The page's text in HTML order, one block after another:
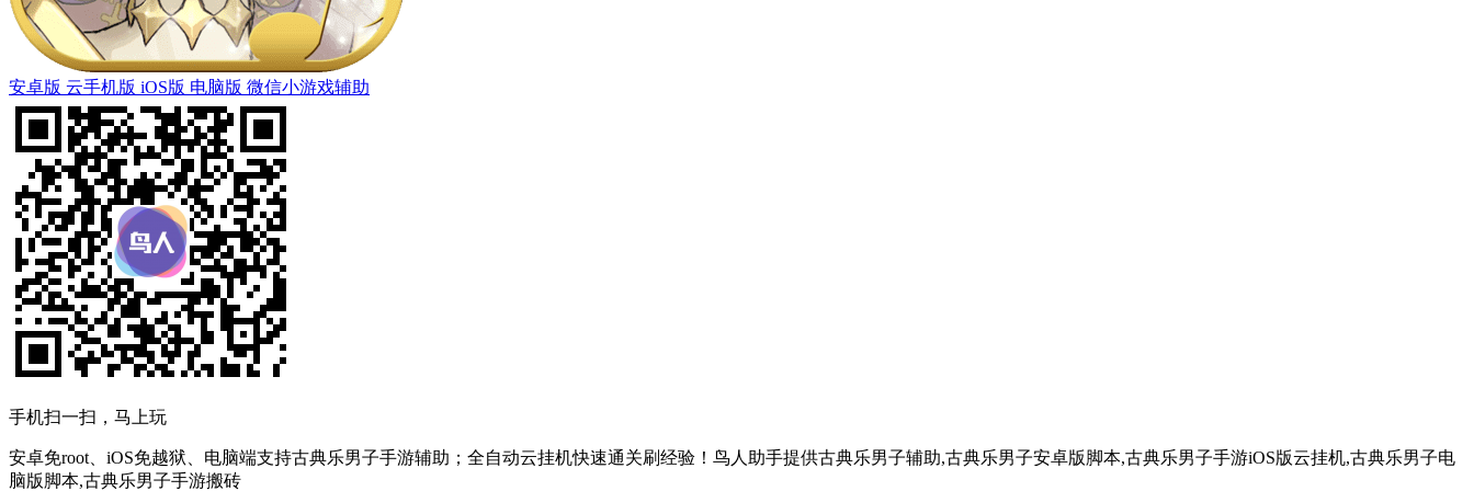
安卓版 云手机版 iOS版 电脑版 微信小游戏辅助
手机扫一扫，马上玩
安卓免root、iOS免越狱、电脑端支持古典乐男子手游辅助；全自动云挂机快速通关刷经验！鸟人助手提供古典乐男子辅助,古典乐男子安卓版脚本,古典乐男子手游iOS版云挂机,古典乐男子电
脑版脚本,古典乐男子手游搬砖